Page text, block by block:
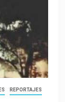
REPORTAJES